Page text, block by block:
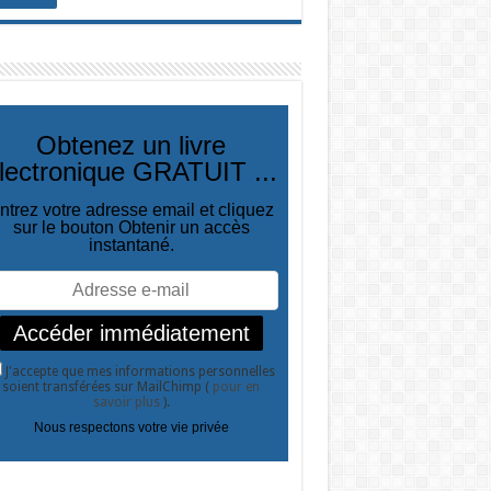
Obtenez un livre
GRATUIT ...
votre adresse email et cliquez
sur le bouton Obtenir un accès
instantané.
J'accepte que mes informations personnelles
soient transférées sur MailChimp ( pour en
savoir plus ).
Nous respectons votre vie privée